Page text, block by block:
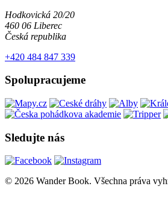
Hodkovická 20/20
460 06 Liberec
Česká republika
+420 484 847 339
Spolupracujeme
Sledujte nás
© 2026 Wander Book. Všechna práva